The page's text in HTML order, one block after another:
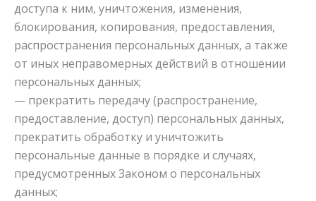
доступа к ним, уничтожения, изменения,
блокирования, копирования, предоставления,
распространения персональных данных, а также
от иных неправомерных действий в отношении
персональных данных;
— прекратить передачу (распространение,
предоставление, доступ) персональных данных,
прекратить обработку и уничтожить
персональные данные в порядке и случаях,
предусмотренных Законом о персональных
данных;